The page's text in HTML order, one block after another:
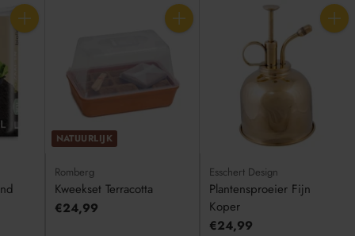
Aantal
NATUURLIJK
Aantal
Romberg
Kweekset Terracotta
€24,99
Aantal
Esschert Design
Plantensproeier Fijn
Koper
€24,99